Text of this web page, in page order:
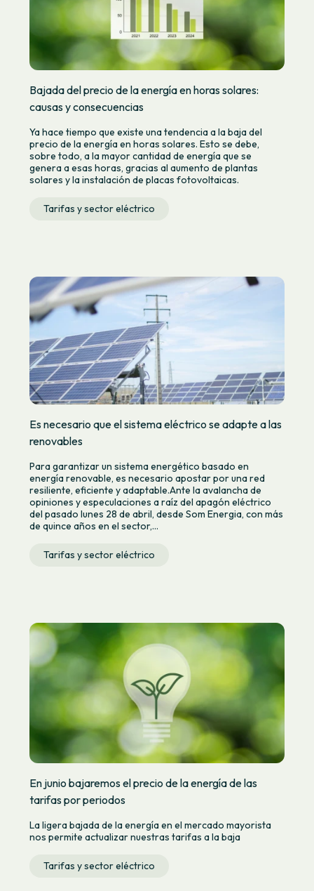
Bajada del precio de la energía en horas solares:
causas y consecuencias
Ya hace tiempo que existe una tendencia a la baja del
precio de la energía en horas solares. Esto se debe,
sobre todo, a la mayor cantidad de energía que se
genera a esas horas, gracias al aumento de plantas
solares y la instalación de placas fotovoltaicas.
Tarifas y sector eléctrico
Es necesario que el sistema eléctrico se adapte a las
renovables
Para garantizar un sistema energético basado en
energía renovable, es necesario apostar por una red
resiliente, eficiente y adaptable.Ante la avalancha de
opiniones y especulaciones a raíz del apagón eléctrico
del pasado lunes 28 de abril, desde Som Energia, con más
de quince años en el sector,...
Tarifas y sector eléctrico
En junio bajaremos el precio de la energía de las
tarifas por periodos
La ligera bajada de la energía en el mercado mayorista
nos permite actualizar nuestras tarifas a la baja
Tarifas y sector eléctrico